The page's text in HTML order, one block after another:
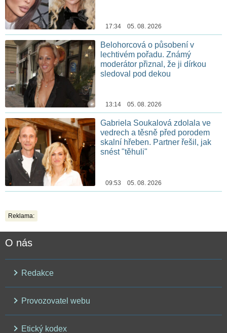
17:34 05. 08. 2026
Belohorcová o působení v
lechtivém pořadu. Známý
moderátor přiznal, že ji dírkou
sledoval pod dekou
13:14 05. 08. 2026
Gabriela Soukalová zdolala ve
vedrech a těsně před porodem
skalní hřeben. Partner řešil, jak
snést "těhuli"
09:53 05. 08. 2026
Reklama:
O nás
Redakce
Provozovatel webu
Etický kodex